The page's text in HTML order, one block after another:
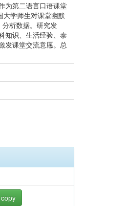
为第二语言口语课堂
学师生对课堂幽默
析数据。研究发
知识、生活经验、泰
发课堂交流意愿。总